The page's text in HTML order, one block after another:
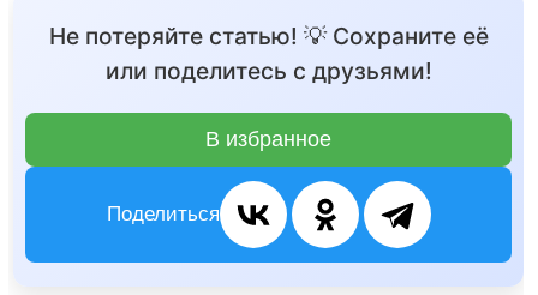
Не потеряйте статью! 💡 Сохраните её
или поделитесь с друзьями!
В избранное
Поделиться